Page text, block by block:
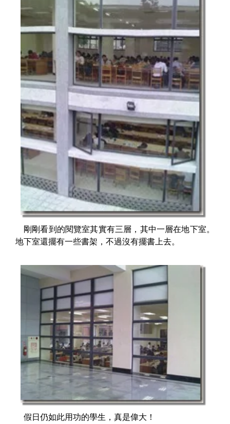
剛剛看到的閱覽室其實有三層，其中一層在地下室。
地下室還擺有一些書架，不過沒有擺書上去。
假日仍如此用功的學生，真是偉大！